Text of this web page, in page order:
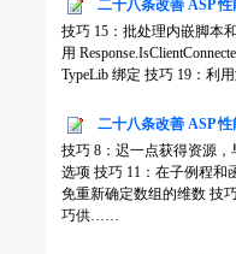
二十八条改善 ASP
技巧 15：批处理内嵌脚本
用
TypeLib 绑定 技巧 19：利
二十八条改善 ASP
技巧 8：迟一点获得资源
选项 技巧 11：在子例程和
免重新确定数组的维数 技
巧供……